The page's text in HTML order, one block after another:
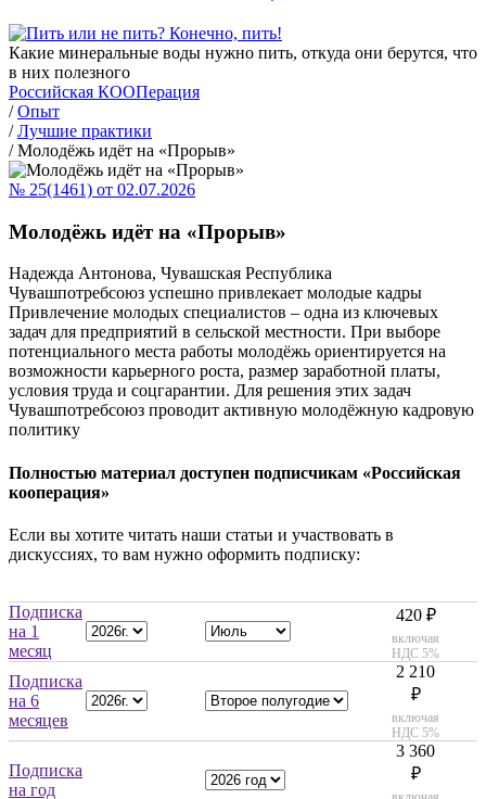
Какие минеральные воды нужно пить, откуда они берутся, что
в них полезного
Российская КООПерация
/ Опыт
/ Лучшие практики
/ Молодёжь идёт на «Прорыв»
№ 25(1461) от 02.07.2026
Молодёжь идёт на «Прорыв»
Надежда Антонова, Чувашская Республика
Чувашпотребсоюз успешно привлекает молодые кадры
Привлечение молодых специалистов – одна из ключевых
задач для предприятий в сельской местности. При выборе
потенциального места работы молодёжь ориентируется на
возможности карьерного роста, размер заработной платы,
условия труда и соцгарантии. Для решения этих задач
Чувашпотребсоюз проводит активную молодёжную кадровую
политику
Полностью материал доступен подписчикам «Российская
кооперация»
Если вы хотите читать наши статьи и участвовать в
дискуссиях, то вам нужно оформить подписку:
Подписка
на 1
месяц
420 ₽
включая
НДС 5%
Подписка
на 6
месяцев
2 210
₽
включая
НДС 5%
Подписка
на год
3 360
₽